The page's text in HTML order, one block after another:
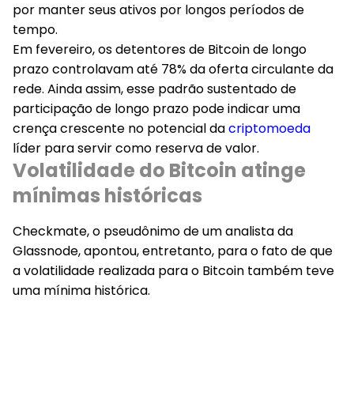
por manter seus ativos por longos períodos de
tempo.
Em fevereiro, os detentores de Bitcoin de longo
prazo controlavam até 78% da oferta circulante da
rede. Ainda assim, esse padrão sustentado de
participação de longo prazo pode indicar uma
crença crescente no potencial dacriptomoeda
líder para servir como reserva de valor.
Volatilidade do Bitcoin atinge
mínimas históricas
Checkmate, o pseudônimo de um analista da
Glassnode, apontou, entretanto, para o fato de que
a volatilidade realizada para o Bitcoin também teve
uma mínima histórica.